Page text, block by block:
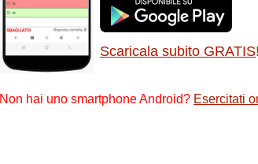
Scaricala subito GRATIS!
Non hai uno smartphone Android? Esercitati